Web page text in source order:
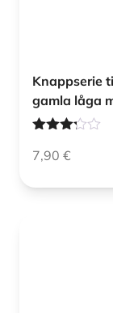
Knappserie
gamla låga
3.20av
7,90 €